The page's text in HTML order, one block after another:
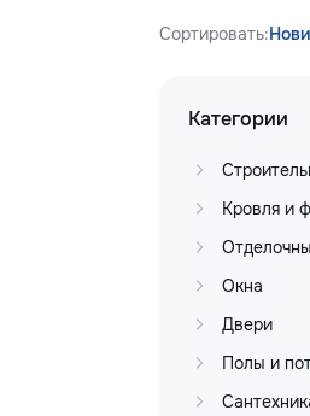
Сортировать:
Категории
Кровля и
Окна
Двери
Полы и